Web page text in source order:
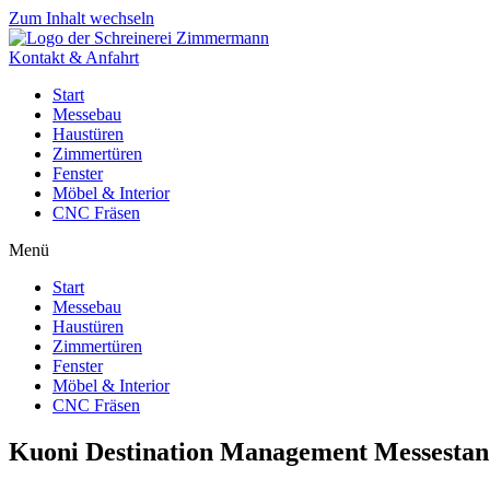
Zum Inhalt wechseln
Kontakt & Anfahrt
Start
Messebau
Haustüren
Zimmertüren
Fenster
Möbel & Interior
CNC Fräsen
Menü
Start
Messebau
Haustüren
Zimmertüren
Fenster
Möbel & Interior
CNC Fräsen
Kuoni Destination Management